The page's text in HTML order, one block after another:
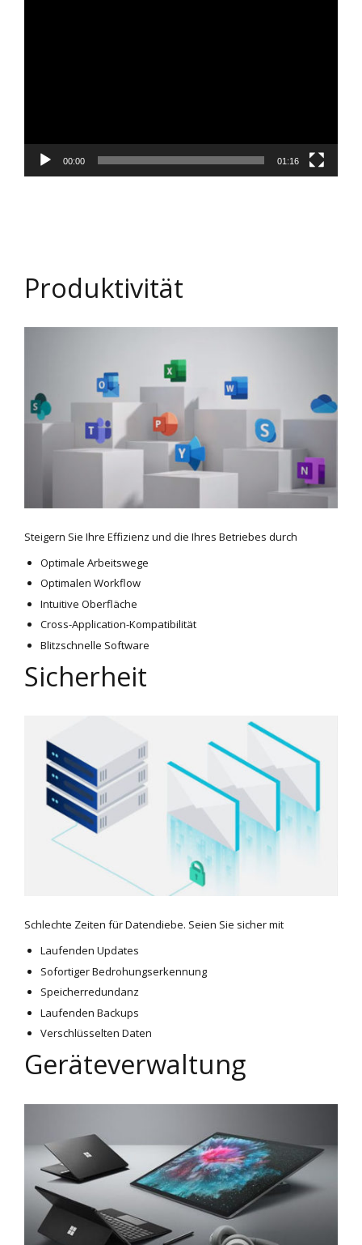
00:00 01:16
Produktivität
Steigern Sie Ihre Effizienz und die Ihres Betriebes durch
Optimale Arbeitswege
Optimalen Workflow
Intuitive Oberfläche
Cross-Application-Kompatibilität
Blitzschnelle Software
Sicherheit
Schlechte Zeiten für Datendiebe. Seien Sie sicher mit
Laufenden Updates
Sofortiger Bedrohungserkennung
Speicherredundanz
Laufenden Backups
Verschlüsselten Daten
Geräteverwaltung